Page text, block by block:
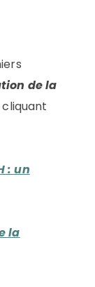
de la
: un
la